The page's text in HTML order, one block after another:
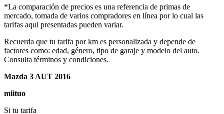
*La comparación de precios es una referencia de primas de
mercado, tomada de varios compradores en línea por lo cual las
tarifas aqui presentadas pueden variar.
Recuerda que tu tarifa por km es personalizada y depende de
factores como: edad, género, tipo de garaje y modelo del auto.
Consulta términos y condiciones.
Mazda 3 AUT 2016
miituo
Si tu tarifa